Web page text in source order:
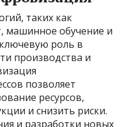
таких как
машинное обучение и
роль в
производства и
позволяет
ресурсов,
и снизить риски.
и разработки новых